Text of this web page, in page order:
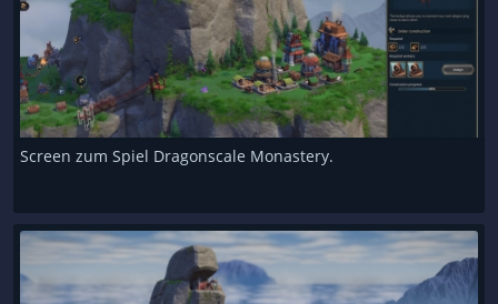
Screen zum Spiel Dragonscale Monastery.